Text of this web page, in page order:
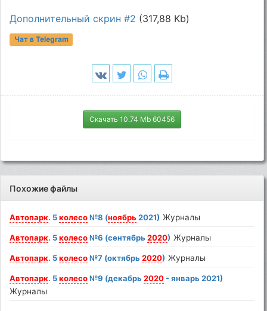
Дополнительный скрин #2 (317,88 Kb)
Чат в Telegram
Скачать 10.74 Mb 60456
Похожие файлы
Автопарк. 5колесо№8 (ноябрь 2021) Журналы
Автопарк. 5колесо№6 (сентябрь2020) Журналы
Автопарк. 5колесо№7 (октябрь2020) Журналы
Автопарк. 5колесо№9 (декабрь2020 - январь 2021)
Журналы